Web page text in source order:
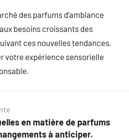
des parfums d’ambiance
besoins croissants des
ces nouvelles tendances,
votre expérience sensorielle
en matière de parfums
à anticiper.